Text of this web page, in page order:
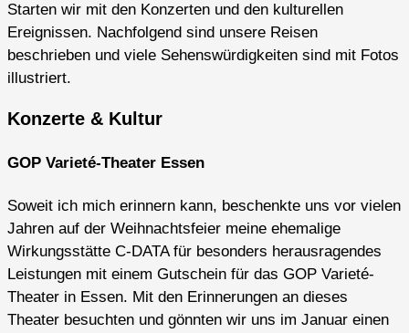
Starten wir mit den Konzerten und den kulturellen
Ereignissen. Nachfolgend sind unsere Reisen
beschrieben und viele Sehenswürdigkeiten sind mit Fotos
illustriert.
Konzerte & Kultur
GOP Varieté-Theater Essen
Soweit ich mich erinnern kann, beschenkte uns vor vielen
Jahren auf der Weihnachtsfeier meine ehemalige
Wirkungsstätte C-DATA für besonders herausragendes
Leistungen mit einem Gutschein für das GOP Varieté-
Theater in Essen. Mit den Erinnerungen an dieses
Theater besuchten und gönnten wir uns im Januar einen